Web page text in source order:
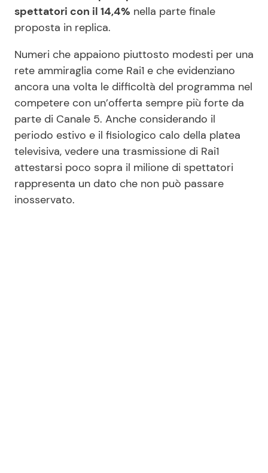
spettatori con il 14,4% nella parte finale
proposta in replica.
Numeri che appaiono piuttosto modesti per una
rete ammiraglia come Rai1 e che evidenziano
ancora una volta le difficoltà del programma nel
competere con un’offerta sempre più forte da
parte di Canale 5. Anche considerando il
periodo estivo e il fisiologico calo della platea
televisiva, vedere una trasmissione di Rai1
attestarsi poco sopra il milione di spettatori
rappresenta un dato che non può passare
inosservato.